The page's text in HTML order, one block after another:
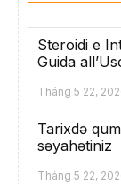
Steroidi e
Guida
Tháng 5 22,
Tarixdə
səyahətiniz
Tháng 5 22,